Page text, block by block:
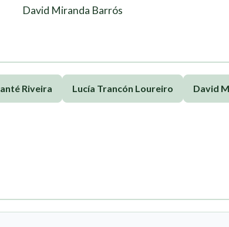
David Miranda Barrós
Riveira Lucía Trancón Loureiro David